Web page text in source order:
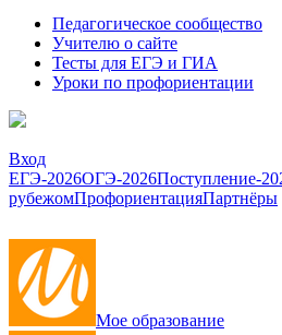
Педагогическое сообщество
Учителю о сайте
Тесты для ЕГЭ и ГИА
Уроки по профориентации
Вход
ЕГЭ-2026ОГЭ-2026Поступление-
рубежомПрофориентацияПартнёры
Мое образование